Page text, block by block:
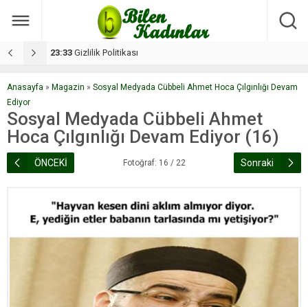
17:08 Dilan, düğününe 5 gün kala hayatını kaybetti
Anasayfa » Magazin » Sosyal Medyada Cübbeli Ahmet Hoca Çılgınlığı Devam
Ediyor
Sosyal Medyada Cübbeli Ahmet
Hoca Çılgınlığı Devam Ediyor (16)
ÖNCEKİ Fotoğraf: 16 / 22 Sonraki